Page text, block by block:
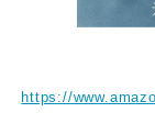
https://